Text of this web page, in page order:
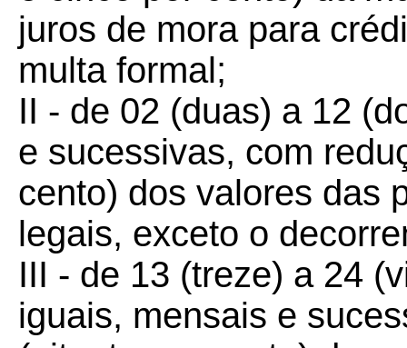
juros de mora para
multa formal;
II - de 02 (duas) a 12
e sucessivas, com
cento) dos valores das
legais, exceto o
III - de 13 (treze) a 24
iguais, mensais e